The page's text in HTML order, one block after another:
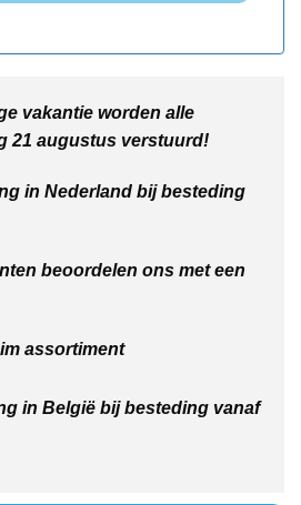
vakantie worden alle
21 augustus verstuurd!
in Nederland bij besteding
beoordelen ons met een
assortiment
in België bij besteding vanaf